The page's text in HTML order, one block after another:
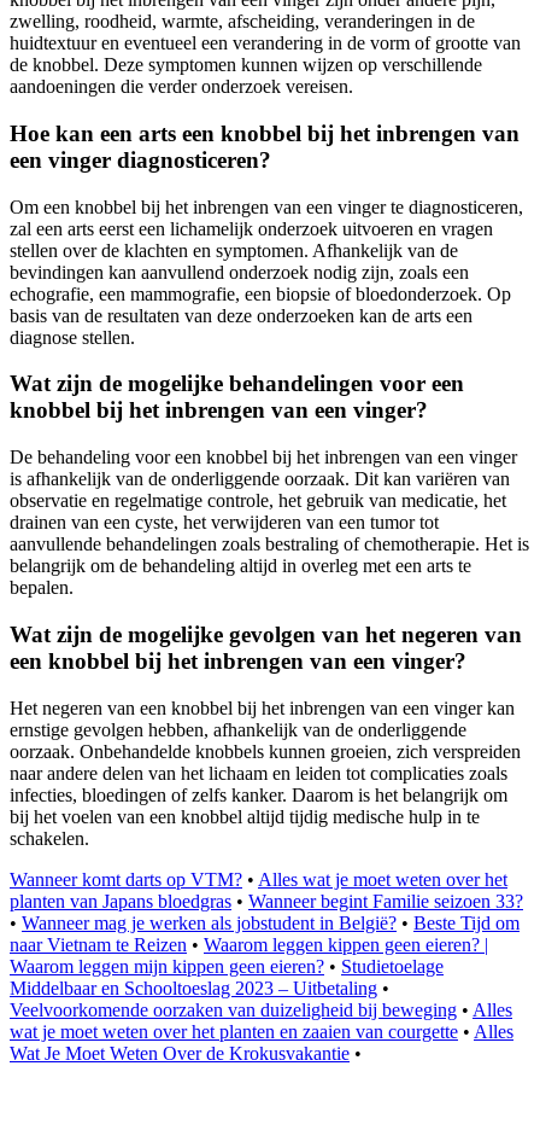
zwelling, roodheid, warmte, afscheiding, veranderingen in de
huidtextuur en eventueel een verandering in de vorm of grootte van
de knobbel. Deze symptomen kunnen wijzen op verschillende
aandoeningen die verder onderzoek vereisen.
Hoe kan een arts een knobbel bij het inbrengen van
een vinger diagnosticeren?
Om een knobbel bij het inbrengen van een vinger te diagnosticeren,
zal een arts eerst een lichamelijk onderzoek uitvoeren en vragen
stellen over de klachten en symptomen. Afhankelijk van de
bevindingen kan aanvullend onderzoek nodig zijn, zoals een
echografie, een mammografie, een biopsie of bloedonderzoek. Op
basis van de resultaten van deze onderzoeken kan de arts een
diagnose stellen.
Wat zijn de mogelijke behandelingen voor een
knobbel bij het inbrengen van een vinger?
De behandeling voor een knobbel bij het inbrengen van een vinger
is afhankelijk van de onderliggende oorzaak. Dit kan variëren van
observatie en regelmatige controle, het gebruik van medicatie, het
drainen van een cyste, het verwijderen van een tumor tot
aanvullende behandelingen zoals bestraling of chemotherapie. Het is
belangrijk om de behandeling altijd in overleg met een arts te
bepalen.
Wat zijn de mogelijke gevolgen van het negeren van
een knobbel bij het inbrengen van een vinger?
Het negeren van een knobbel bij het inbrengen van een vinger kan
ernstige gevolgen hebben, afhankelijk van de onderliggende
oorzaak. Onbehandelde knobbels kunnen groeien, zich verspreiden
naar andere delen van het lichaam en leiden tot complicaties zoals
infecties, bloedingen of zelfs kanker. Daarom is het belangrijk om
bij het voelen van een knobbel altijd tijdig medische hulp in te
schakelen.
Wanneer komt darts op VTM? • Alles wat je moet weten over het
planten van Japans bloedgras • Wanneer begint Familie seizoen 33?
• Wanneer mag je werken als jobstudent in België? • Beste Tijd om
naar Vietnam te Reizen • Waarom leggen kippen geen eieren? |
Waarom leggen mijn kippen geen eieren? • Studietoelage
Middelbaar en Schooltoeslag 2023 – Uitbetaling •
Veelvoorkomende oorzaken van duizeligheid bij beweging • Alles
wat je moet weten over het planten en zaaien van courgette • Alles
Wat Je Moet Weten Over de Krokusvakantie •